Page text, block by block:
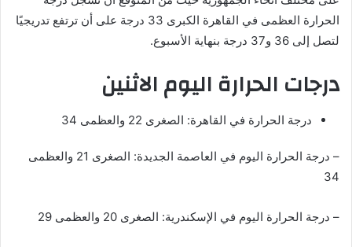
الحرارة العظمى في القاهرة الكبرى 33 درجة على أن ترتفع تدريجيًا
لتصل إلى 36 و37 درجة بنهاية الأسبوع.
درجات الحرارة اليوم الاثنين
درجة الحرارة في القاهرة: الصغرى 22 والعظمى 34
– درجة الحرارة اليوم في العاصمة الجديدة: الصغرى 21 والعظمى
34
– درجة الحرارة اليوم في الإسكندرية: الصغرى 20 والعظمى 29